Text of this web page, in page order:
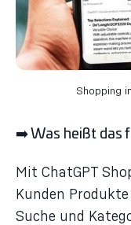
Shopping
➡️ Was heißt das
Mit ChatGPT
Kunden
Suche und